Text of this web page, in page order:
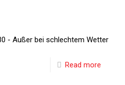
- Außer bei schlechtem Wetter
Read more